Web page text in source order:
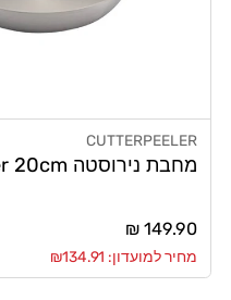
מוֹכֵר:
CUTTERPEELER
מחבת נירוסטה CutterPeeler 20cm
מחיר
רגיל
149.90 ₪
מחיר למועדון: ₪134.91